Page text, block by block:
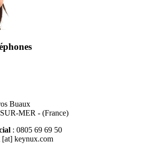
Buaux
MER - (France)
: 0805 69 69 50
[at] keynux.com